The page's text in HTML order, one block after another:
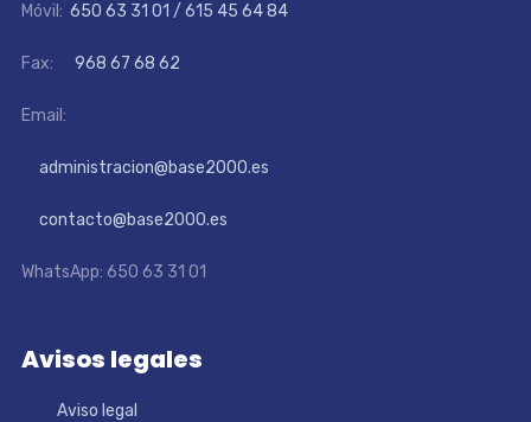
Móvil: 650 63 31 01 / 615 45 64 84
Fax: 968 67 68 62
Email:
administracion@base2000.es
contacto@base2000.es
WhatsApp: 650 63 31 01
Avisos legales
Aviso legal